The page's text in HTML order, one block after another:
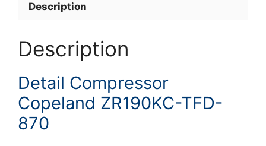
Description
Description
Detail Compressor
Copeland ZR190KC-TFD-
870